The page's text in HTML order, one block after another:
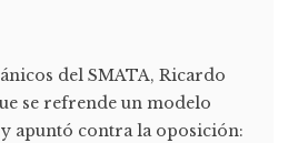
del SMATA, Ricardo
se refrende un modelo
apuntó contra la oposición: